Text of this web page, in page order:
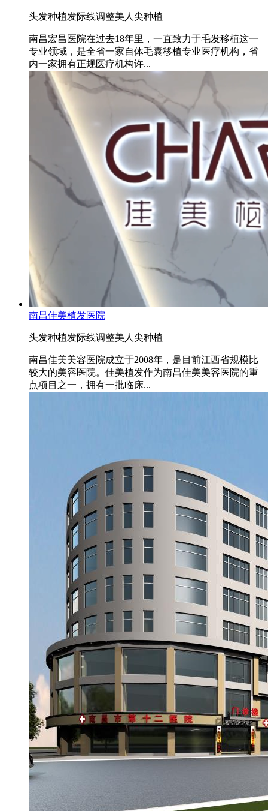
头发种植发际线调整美人尖种植
南昌宏昌医院在过去18年里，一直致力于毛发移植这一
专业领域，是全省一家自体毛囊移植专业医疗机构，省
内一家拥有正规医疗机构许...
南昌佳美植发医院
头发种植发际线调整美人尖种植
南昌佳美美容医院成立于2008年，是目前江西省规模比
较大的美容医院。佳美植发作为南昌佳美美容医院的重
点项目之一，拥有一批临床...